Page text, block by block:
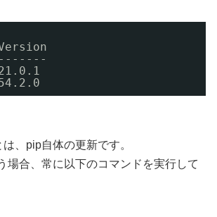
、pip自体の更新です。
場合、常に以下のコマンドを実行して